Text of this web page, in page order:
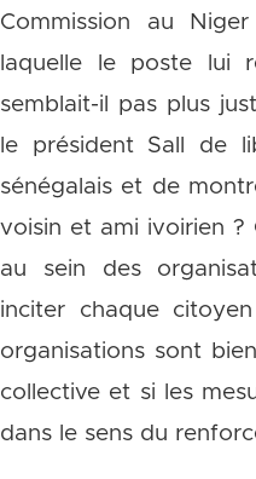
Commission au
laquelle le poste lui
semblait-il pas plus
le président Sall de
sénégalais et de
voisin et ami ivoirien
au sein des
inciter chaque
organisations sont
collective et si les
dans le sens du